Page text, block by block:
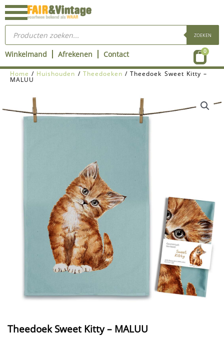
Ga
naar
inhoud
Producten
zoeken ZOEKEN
Winkelmand Afrekenen Contact 0
Home / Huishouden / Theedoeken / Theedoek Sweet Kitty –
MALUU
Theedoek Sweet Kitty – MALUU